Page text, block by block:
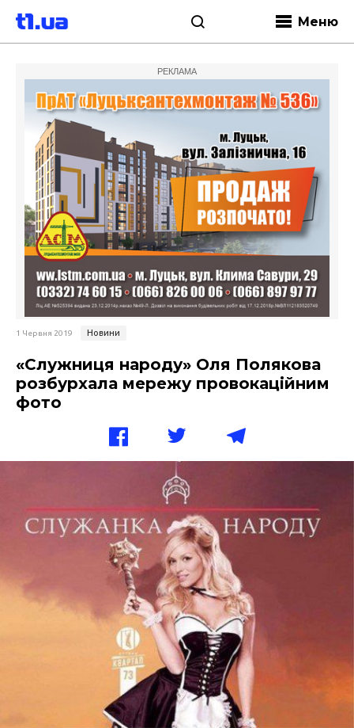
Меню
РЕКЛАМА
1 Червня 2019 Новини
«Служниця народу» Оля Полякова
розбурхала мережу провокаційним
фото